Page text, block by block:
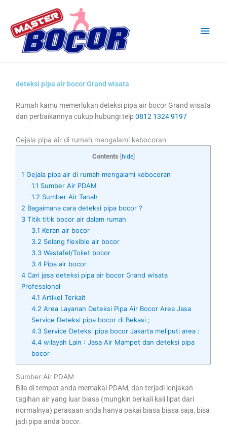
content
deteksi pipa air bocor Grand wisata
Rumah kamu memerlukan deteksi pipa air bocor Grand wisata
dan perbaikannya cukup hubungi telp0812 1324 9197
Gejala pipa air di rumah mengalami kebocoran
Contents [hide]
1 Gejala pipa air di rumah mengalami kebocoran
1.1 Sumber Air PDAM
1.2 Sumber Air Tanah
2 Bagaimana cara deteksi pipa bocor ?
3 Titik titik bocor air dalam rumah
3.1 Keran air bocor
3.2 Selang flexible air bocor
3.3Wastafel/Toilet bocor
3.4Pipa air bocor
4 Cari jasa deteksi pipa air bocor Grand wisata
Professional
4.1 Artikel Terkait
4.2 Area Layanan Deteksi Pipa Air Bocor Area Jasa
Service Deteksi pipa bocor di Bekasi ;
4.3Service Deteksi pipa bocor Jakarta meliputi area :
4.4wilayah Lain : Jasa Air Mampet dan deteksi pipa
bocor
Sumber Air PDAM
Bila di tempat anda memakai PDAM, dan terjadi lonjakan
tagihan air yang luar biasa (mungkin berkali kali lipat dari
normalnya) perasaan anda hanya pakai biasa biasa saja, bisa
jadi pipa anda bocor.